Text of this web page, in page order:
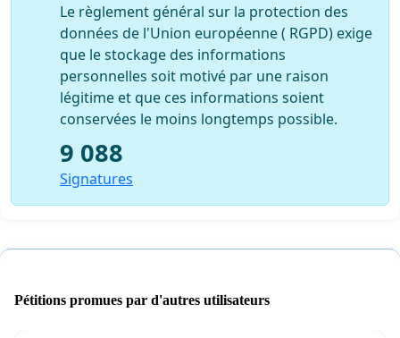
Le règlement général sur la protection des
données de l'Union européenne ( RGPD) exige
que le stockage des informations
personnelles soit motivé par une raison
légitime et que ces informations soient
conservées le moins longtemps possible.
9 088
Signatures
Pétitions promues par d'autres utilisateurs